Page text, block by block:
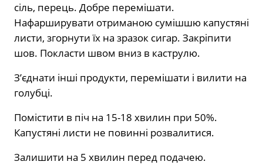
сіль, перець. Добре перемішати.
Нафарширувати отриманою сумішшю капустяні
листи, згорнути їх на зразок сигар. Закріпити
шов. Покласти швом вниз в каструлю.
З’єднати інші продукти, перемішати і вилити на
голубці.
Помістити в піч на 15-18 хвилин при 50%.
Капустяні листи не повинні розвалитися.
Залишити на 5 хвилин перед подачею.